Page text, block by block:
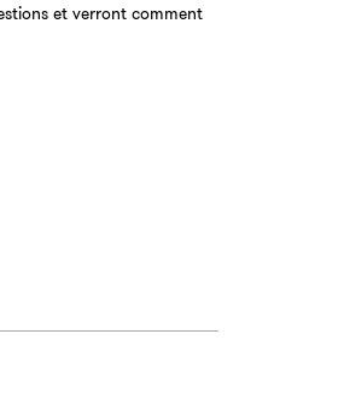
et verront comment